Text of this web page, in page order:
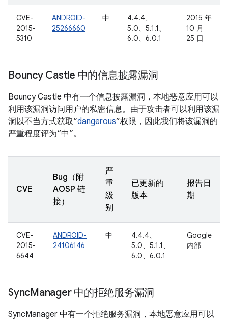
CVE-
2015-
5310
ANDROID-
25266660
中
4.4.4、
5.0、5.1.1、
6.0、6.0.1
2015 年
10 月
25 日
Bouncy Castle 中的信息披露漏洞
Bouncy Castle 中有一个信息披露漏洞，本地恶意应用可以
利用该漏洞访问用户的私密信息。由于攻击者可以利用该漏
洞以不当方式获取“dangerous”权限，因此我们将该漏洞的
严重程度评为“中”。
CVE
Bug（附
AOSP 链
接）
严
重
级
别
已更新的
版本
报告日
期
CVE-
2015-
6644
ANDROID-
24106146
中
4.4.4、
5.0、5.1.1、
6.0、6.0.1
Google
内部
SyncManager 中的拒绝服务漏洞
SyncManager 中有一个拒绝服务漏洞，本地恶意应用可以